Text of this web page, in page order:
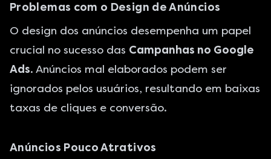
Problemas com o Design de Anúncios
O design dos anúncios desempenha um papel
crucial no sucesso das Campanhas no Google
Ads. Anúncios mal elaborados podem ser
ignorados pelos usuários, resultando em baixas
taxas de cliques e conversão.
Anúncios Pouco Atrativos